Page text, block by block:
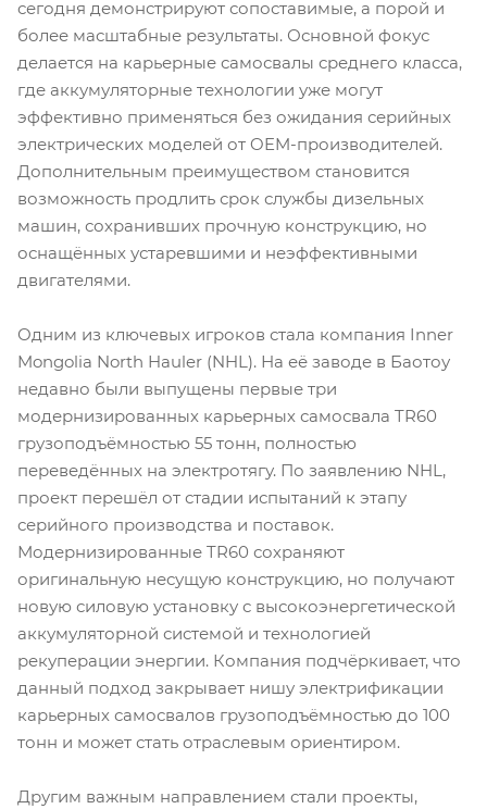
сегодня демонстрируют сопоставимые, а порой и
более масштабные результаты. Основной фокус
делается на карьерные самосвалы среднего класса,
где аккумуляторные технологии уже могут
эффективно применяться без ожидания серийных
электрических моделей от OEM-производителей.
Дополнительным преимуществом становится
возможность продлить срок службы дизельных
машин, сохранивших прочную конструкцию, но
оснащённых устаревшими и неэффективными
двигателями.
Одним из ключевых игроков стала компания Inner
Mongolia North Hauler (NHL). На её заводе в Баотоу
недавно были выпущены первые три
модернизированных карьерных самосвала TR60
грузоподъёмностью 55 тонн, полностью
переведённых на электротягу. По заявлению NHL,
проект перешёл от стадии испытаний к этапу
серийного производства и поставок.
Модернизированные TR60 сохраняют
оригинальную несущую конструкцию, но получают
новую силовую установку с высокоэнергетической
аккумуляторной системой и технологией
рекуперации энергии. Компания подчёркивает, что
данный подход закрывает нишу электрификации
карьерных самосвалов грузоподъёмностью до 100
тонн и может стать отраслевым ориентиром.
Другим важным направлением стали проекты,